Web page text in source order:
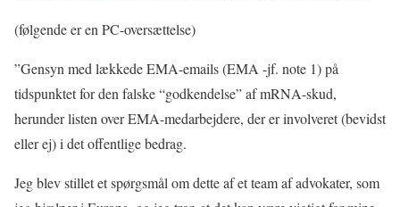
(følgende er en PC-oversættelse)
”Gensyn med lækkede EMA-emails (EMA -jf. note 1) på
tidspunktet for den falske “godkendelse” af mRNA-skud,
herunder listen over EMA-medarbejdere, der er involveret (bevidst
eller ej) i det offentlige bedrag.
Jeg blev stillet et spørgsmål om dette af et team af advokater, som